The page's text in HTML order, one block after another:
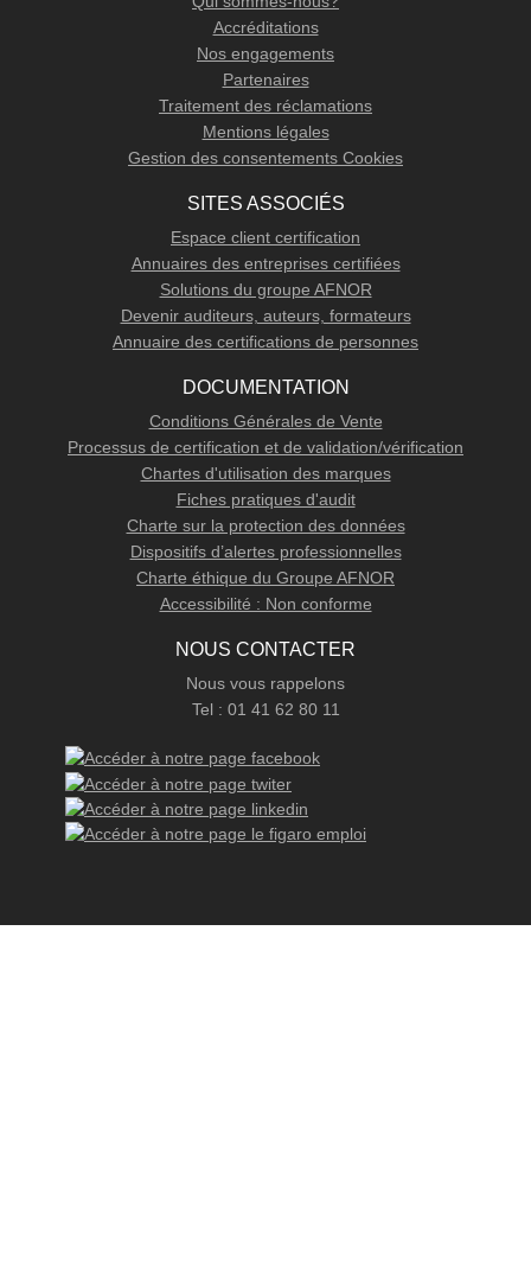
Accréditations
Nos engagements
Partenaires
Traitement des réclamations
Mentions légales
Gestion des consentements Cookies
SITES ASSOCIÉS
Espace client certification
Annuaires des entreprises certifiées
Solutions du groupe AFNOR
Devenir auditeurs, auteurs, formateurs
Annuaire des certifications de personnes
DOCUMENTATION
Conditions Générales de Vente
Processus de certification et de validation/vérification
Chartes d'utilisation des marques
Fiches pratiques d'audit
Charte sur la protection des données
Dispositifs d’alertes professionnelles
Charte éthique du Groupe AFNOR
Accessibilité : Non conforme
NOUS CONTACTER
Nous vous rappelons
Tel : 01 41 62 80 11